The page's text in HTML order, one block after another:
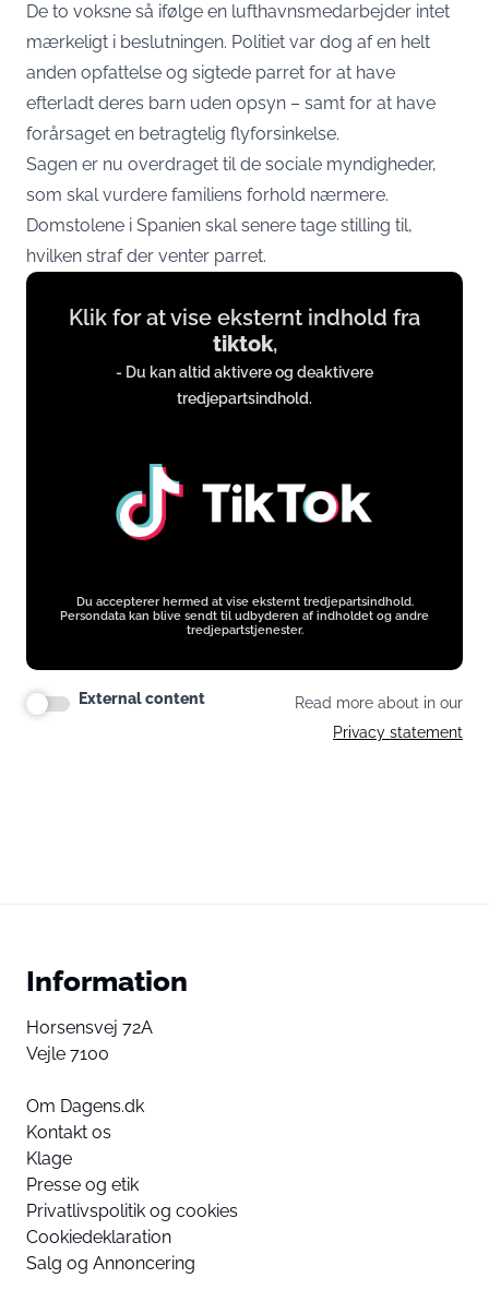
De to voksne så ifølge en lufthavnsmedarbejder intet
mærkeligt i beslutningen. Politiet var dog af en helt
anden opfattelse og sigtede parret for at have
efterladt deres barn uden opsyn – samt for at have
forårsaget en betragtelig flyforsinkelse.
Sagen er nu overdraget til de sociale myndigheder,
som skal vurdere familiens forhold nærmere.
Domstolene i Spanien skal senere tage stilling til,
hvilken straf der venter parret.
Display
content
www.tiktok.com
Klik for at vise eksternt indhold fra
tiktok,
- Du kan altid aktivere og deaktivere
tredjepartsindhold.
Du accepterer hermed at vise eksternt tredjepartsindhold.
Persondata kan blive sendt til udbyderen af indholdet og andre
tredjepartstjenester.
External content
Read more about in our
Privacy statement
Information
Horsensvej 72A
Vejle 7100
Om Dagens.dk
Kontakt os
Klage
Presse og etik
Privatlivspolitik og cookies
Cookiedeklaration
Salg og Annoncering